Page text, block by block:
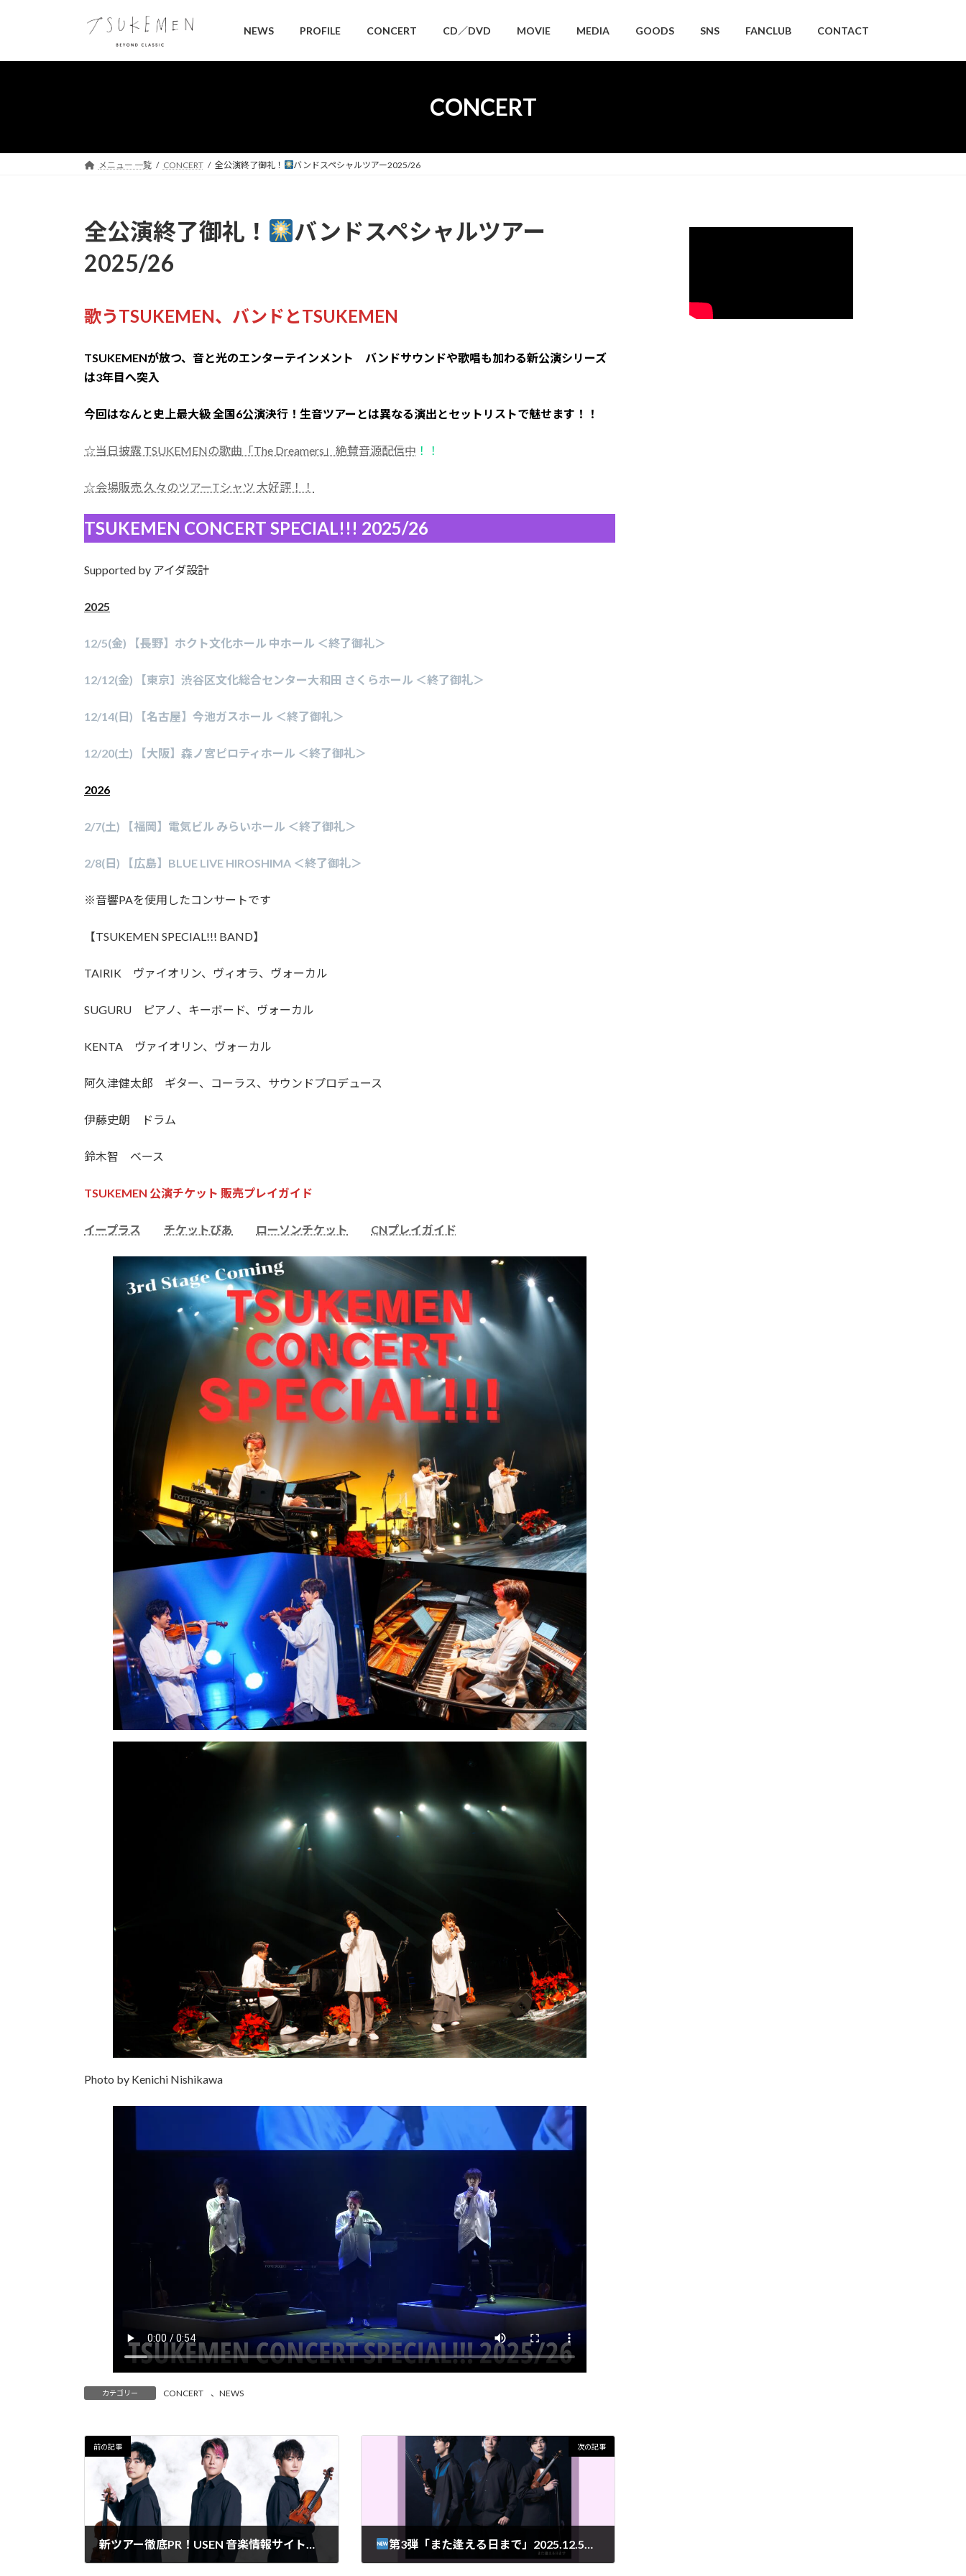
ン
ー
NEWS PROFILE CONCERT CD／DVD MOVIE MEDIA GOODS SNS FANCLUB CONTACT
CONCERT
メニュー 一覧 CONCERT 全公演終了御礼！ バンドスペシャルツアー2025/26
全公演終了御礼！
バンドスペシャルツアー
2025/26
歌うTSUKEMEN、バンドとTSUKEMEN
TSUKEMENが放つ、音と光のエンターテインメント バンドサウンドや歌唱も加わる新公演シリーズ
は3年目へ突入
今回はなんと史上最大級 全国6公演決行！生音ツアーとは異なる演出とセットリストで魅せます！！
☆当日披露 TSUKEMENの歌曲「The Dreamers」絶賛音源配信中 ！！
☆会場販売 久々のツアーTシャツ 大好評！！
TSUKEMEN CONCERT SPECIAL!!! 2025/26
Supported by アイダ設計
2025
12/5(金) 【長野】ホクト文化ホール 中ホール ＜終了御礼＞
12/12(金) 【東京】 渋谷区文化総合センター大和田 さくらホール ＜終了御礼＞
12/14(日) 【名古屋】今池ガスホール ＜終了御礼＞
12/20(土) 【大阪】森ノ宮ピロティホール ＜終了御礼＞
2026
2/7(土) 【福岡】電気ビル みらいホール ＜終了御礼＞
2/8(日) 【広島】BLUE LIVE HIROSHIMA ＜終了御礼＞
※音響PAを使用したコンサートです
【TSUKEMEN SPECIAL!!! BAND】
TAIRIK ヴァイオリン、ヴィオラ、ヴォーカル
SUGURU ピアノ、キーボード、ヴォーカル
KENTA ヴァイオリン、ヴォーカル
阿久津健太郎 ギター、コーラス、サウンドプロデュース
伊藤史朗 ドラム
鈴木智 ベース
TSUKEMEN 公演チケット 販売プレイガイド
イープラス チケットぴあ ローソンチケット CNプレイガイド
Photo by Kenichi Nishikawa
カテゴリー CONCERT 、 NEWS
前の記事
新ツアー徹底PR！USEN 音楽情報サイト「encore」音声コンテンツ＆インタビュー記事
次の記事
第3弾「また逢える日まで」2025.12.5発売!!